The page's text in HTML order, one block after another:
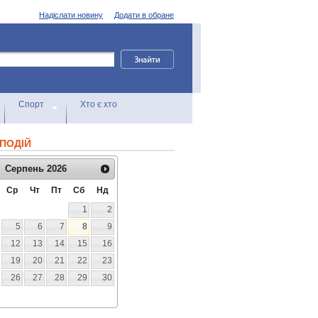
Додати в обране
Надіслати новину
Спорт Хто є хто
Серпень 2026
Ср Чт Пт Сб
Нд
1
2
5 6 7 8
9
12 13 14 15
16
19 20 21 22
23
26 27 28 29
30